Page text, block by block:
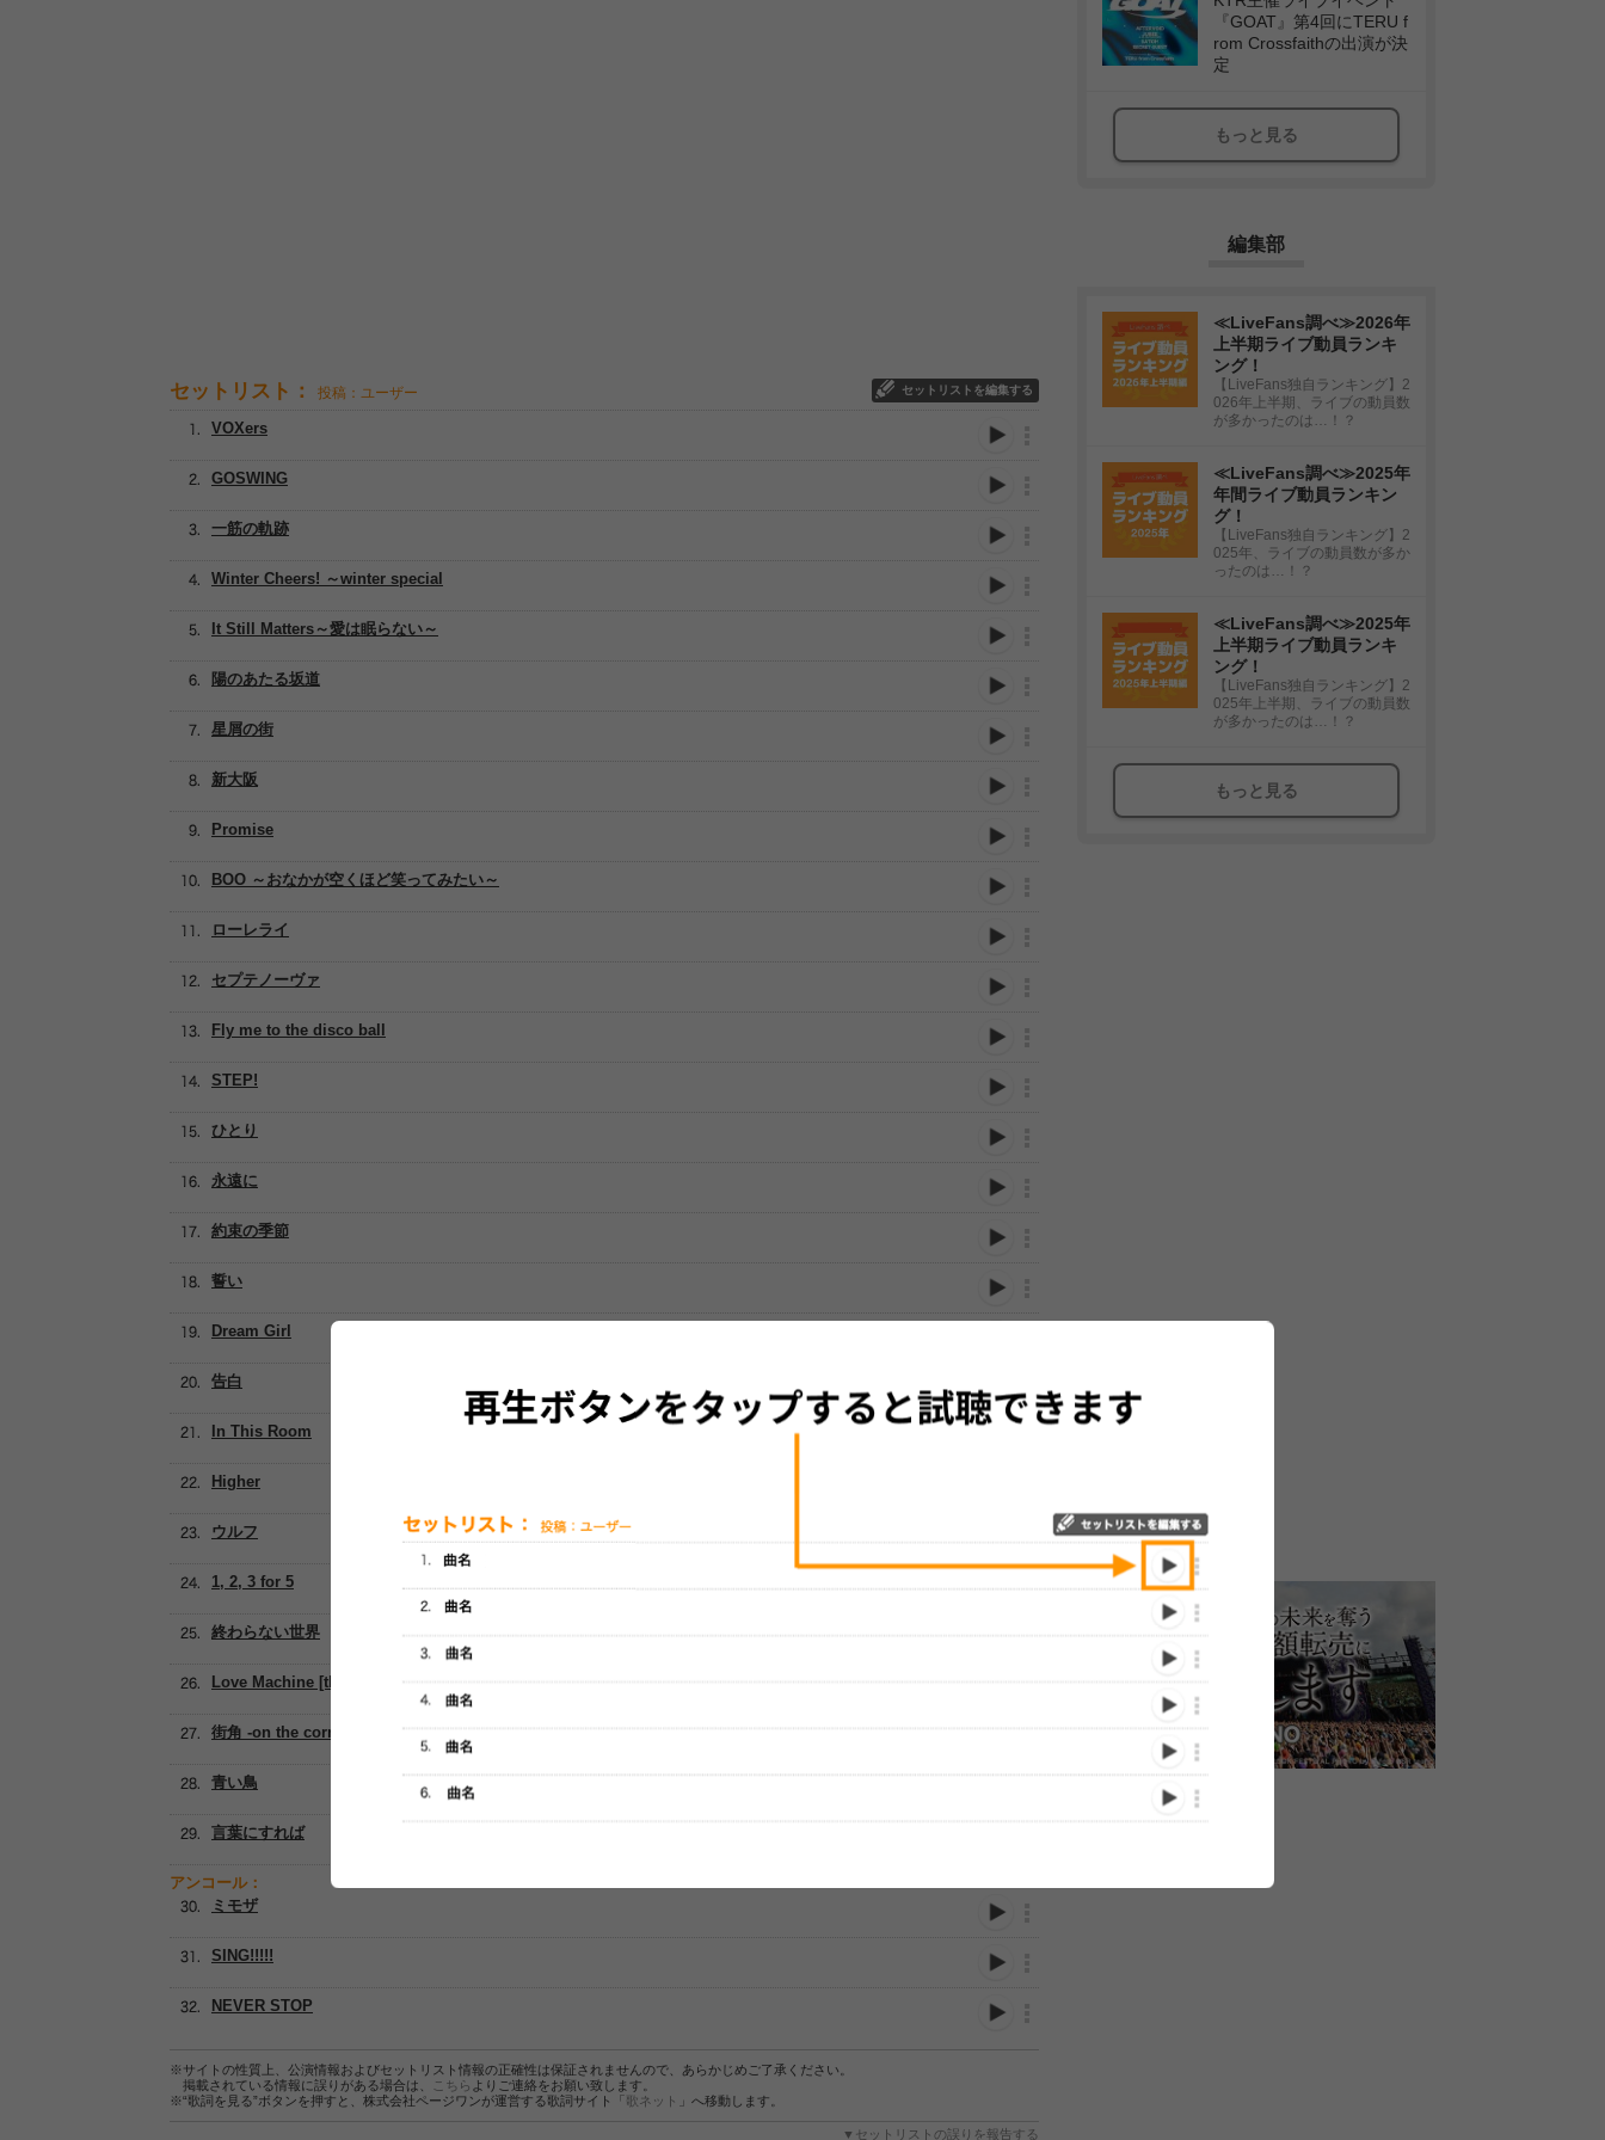
セットリスト： 投稿：ユーザー セットリストを編集する
陽のあたる坂道
Promise
Winter Cheers! ～winter special
一筋の軌跡
It Still Matters～愛は眠らない～
VOXers
星屑の街
新大阪
GOSWING
BOO ～おなかが空くほど笑ってみたい～
ローレライ
セプテノーヴァ
Fly me to the disco ball
STEP!
ひとり
永遠に
約束の季節
誓い
Dream Girl
告白
In This Room
Higher
ウルフ
1, 2, 3 for 5
終わらない世界
Love Machine [the Miracles]
街角 -on the corner-
青い鳥
言葉にすれば
アンコール：
ミモザ
SING!!!!!
NEVER STOP
※サイトの性質上、公演情報およびセットリスト情報の正確性は保証されませんので、あらかじめご了承ください。
掲載されている情報に誤りがある場合は、
こちら よりご連絡をお願い致します。
※“歌詞を見る”ボタンを押すと、株式会社ページワンが運営する歌詞サイト「歌ネット 」へ移動します。
▼セットリストの誤りを報告する
『GOAT』第4回にTERU f
rom Crossfaithの出演が決
定
もっと見る
編集部
≪LiveFans調べ≫2026年
上半期ライブ動員ランキ
ング！
【LiveFans独自ランキング】2
026年上半期、ライブの動員数
が多かったのは…！？
≪LiveFans調べ≫2025年
年間ライブ動員ランキン
グ！
【LiveFans独自ランキング】2
025年、ライブの動員数が多か
ったのは…！？
≪LiveFans調べ≫2025年
上半期ライブ動員ランキ
ング！
【LiveFans独自ランキング】2
025年上半期、ライブの動員数
が多かったのは…！？
もっと見る